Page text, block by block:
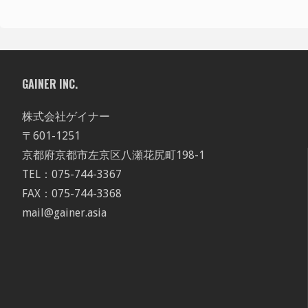
GAINER INC.
株式会社ゲイナー
〒601-1251
京都府京都市左京区八瀬花尻町198-1
TEL：075-744-3367
FAX：075-744-3368
mail@gainer.asia